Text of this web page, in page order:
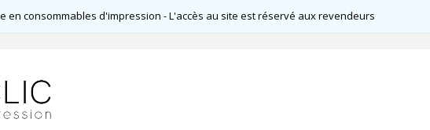
en consommables d'impression - L'accès au site est réservé aux revendeurs